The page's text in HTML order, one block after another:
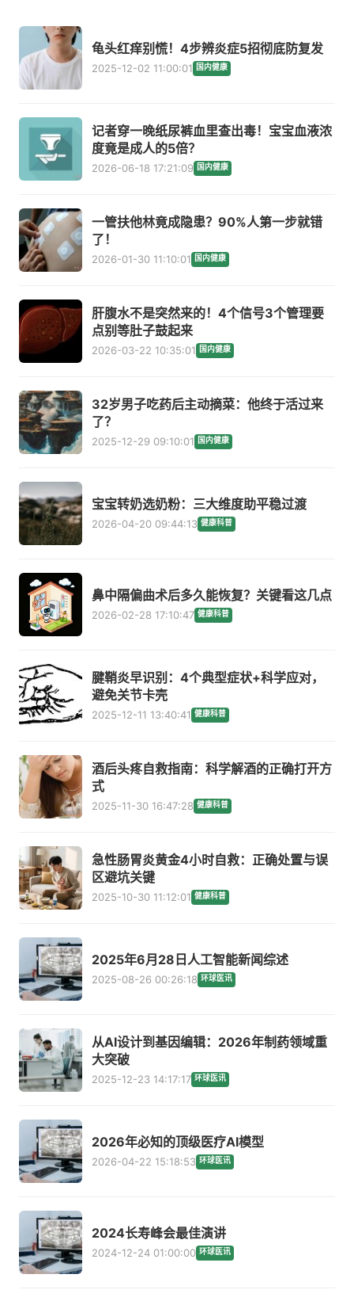
龟头红痒别慌！4步辨炎症5招彻底防复发
2025-12-02 11:00:01 国内健康
记者穿一晚纸尿裤血里查出毒！宝宝血液浓
度竟是成人的5倍？
2026-06-18 17:21:09 国内健康
一管扶他林竟成隐患？90%人第一步就错
了！
2026-01-30 11:10:01 国内健康
肝腹水不是突然来的！4个信号3个管理要
点别等肚子鼓起来
2026-03-22 10:35:01 国内健康
32岁男子吃药后主动摘菜：他终于活过来
了？
2025-12-29 09:10:01 国内健康
宝宝转奶选奶粉：三大维度助平稳过渡
2026-04-20 09:44:13 健康科普
鼻中隔偏曲术后多久能恢复？关键看这几点
2026-02-28 17:10:47 健康科普
腱鞘炎早识别：4个典型症状+科学应对，
避免关节卡壳
2025-12-11 13:40:41 健康科普
酒后头疼自救指南：科学解酒的正确打开方
式
2025-11-30 16:47:28 健康科普
急性肠胃炎黄金4小时自救：正确处置与误
区避坑关键
2025-10-30 11:12:01 健康科普
2025年6月28日人工智能新闻综述
2025-08-26 00:26:18 环球医讯
从AI设计到基因编辑：2026年制药领域重
大突破
2025-12-23 14:17:17 环球医讯
2026年必知的顶级医疗AI模型
2026-04-22 15:18:53 环球医讯
2024长寿峰会最佳演讲
2024-12-24 01:00:00 环球医讯